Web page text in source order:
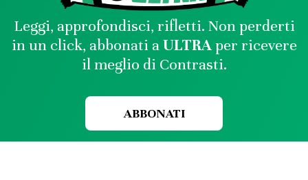
Leggi, approfondisci, rifletti. Non perderti
in un click, abbonati aULTRAper ricevere
il meglio di Contrasti.
ABBONATI